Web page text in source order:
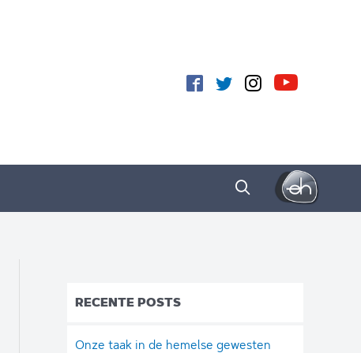
RECENTE POSTS
Onze taak in de hemelse gewesten